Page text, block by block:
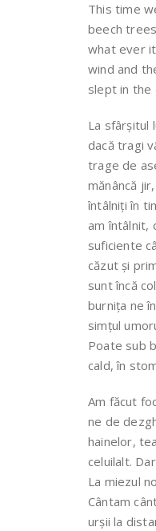
This time
beech
what ever
wind and
slept in the
La sfârșitul
dacă tragi
trage de
mănâncă
întâlniți în
am întâlnit,
suficiente
căzut și
sunt încă
burnița ne
simțul
Poate sub
cald, în
Am făcut
ne de
hainelor,
celuilalt.
La miezul
Cântam
urșii la